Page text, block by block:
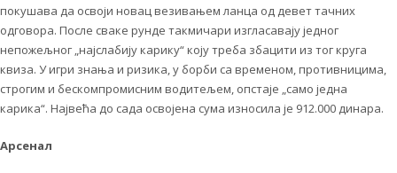
покушава да освоји новац везивањем ланца од девет тачних
одговора. После сваке рунде такмичари изгласавају једног
непожељног „најслабију карику“ коју треба збацити из тог круга
квиза. У игри знања и ризика, у борби са временом, противницима,
строгим и бескомпромисним водитељем, опстаје „само једна
карика“. Највећа до сада освојена сума износила је 912.000 динара.
Арсенал